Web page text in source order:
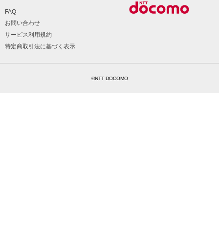
FAQ
お問い合わせ
サービス利用規約
特定商取引法に基づく表示
©NTT DOCOMO